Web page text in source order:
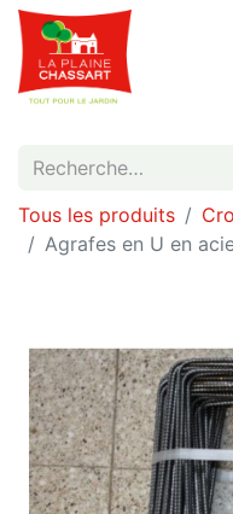
Tous les produits
Agrafes en U en